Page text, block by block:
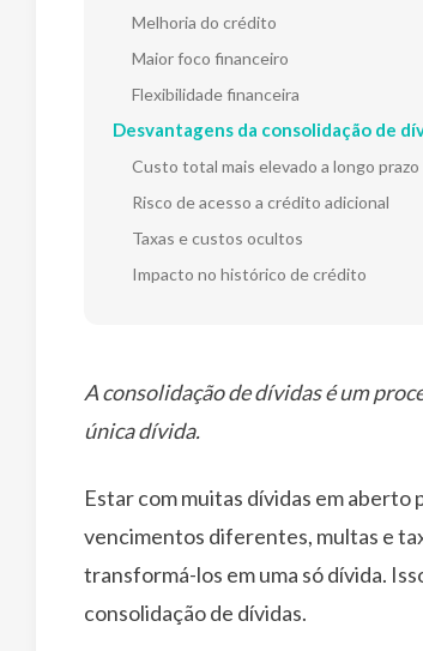
Melhoria do crédito
Maior foco financeiro
Flexibilidade financeira
Desvantagens da consolidação de
Custo total mais elevado a longo prazo
Risco de acesso a crédito adicional
Taxas e custos ocultos
Impacto no histórico de crédito
A consolidação de dívidas é um
única dívida.
Estar com muitas dívidas em
vencimentos diferentes, multas e
transformá-los em uma só dívida.
consolidação de dívidas.